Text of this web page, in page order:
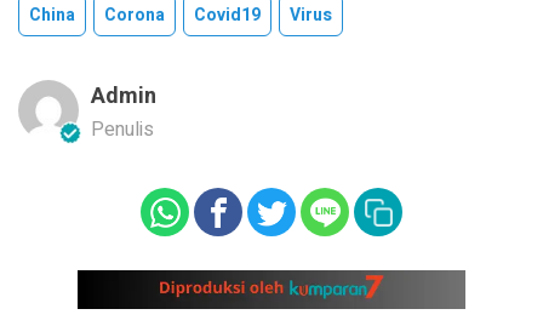
China Corona Covid19 Virus
Admin
Penulis